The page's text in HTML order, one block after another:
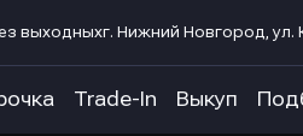
выходныхг. Нижний Новгород, ул.
Trade-In Выкуп